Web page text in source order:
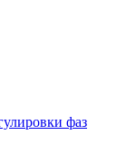
фаз